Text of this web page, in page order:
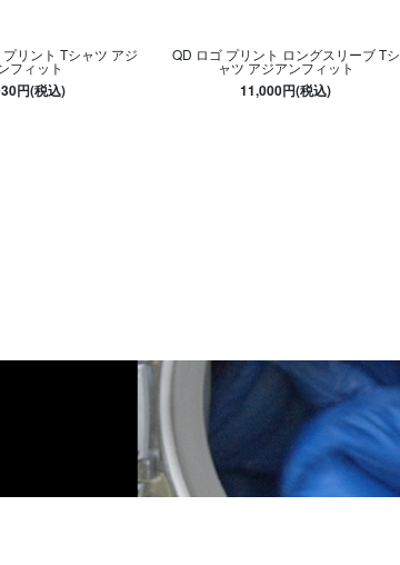
リント Tシャツ アジ
フィット
円(税込)
QD ロゴ プリント ロングスリーブ Tシ
ャツ アジアンフィット
11,000円(税込)